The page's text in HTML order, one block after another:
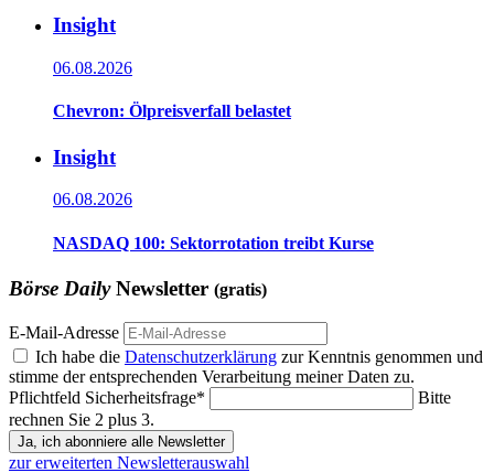
Insight
06.08.2026
Chevron: Ölpreisverfall belastet
Insight
06.08.2026
NASDAQ 100: Sektorrotation treibt Kurse
Börse DailyNewsletter (gratis)
E-Mail-Adresse
Ich habe die Datenschutzerklärung zur Kenntnis genommen und
stimme der entsprechenden Verarbeitung meiner Daten zu.
Pflichtfeld Sicherheitsfrage*
Bitte
rechnen Sie 2 plus 3.
Ja, ich abonniere alle Newsletter
zur erweiterten Newsletterauswahl